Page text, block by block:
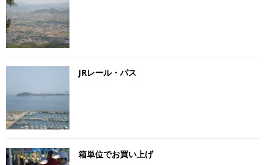
JRレール・パス
箱単位でお買い上げ